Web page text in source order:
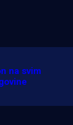
na svim